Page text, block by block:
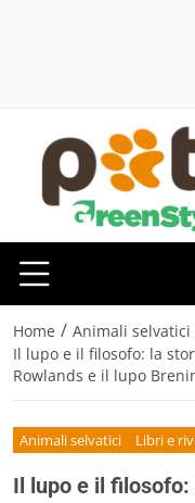
Home / Animali selvatici
Il lupo e il filosofo: la
Rowlands e il lupo
Animali selvatici Libri e
Il lupo e il